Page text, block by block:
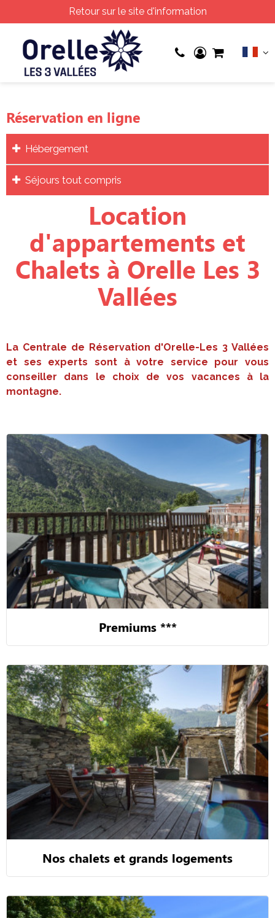
Retour sur le site d'information
Réservation en ligne
Hébergement
Séjours tout compris
Location
d'appartements et
Chalets à Orelle Les 3
Vallées
La Centrale de Réservation d'Orelle-Les 3 Vallées
et ses experts sont à votre service pour vous
conseiller dans le choix de vos vacances à la
montagne.
Premiums ***
Nos chalets et grands logements